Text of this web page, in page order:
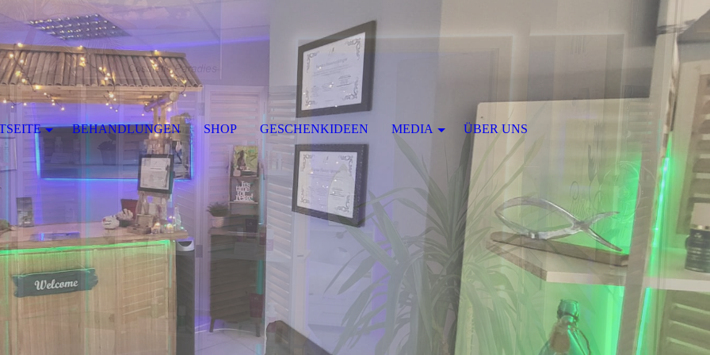
BEHANDLUNGEN SHOP GESCHENKIDEEN MEDIA ÜBER UNS